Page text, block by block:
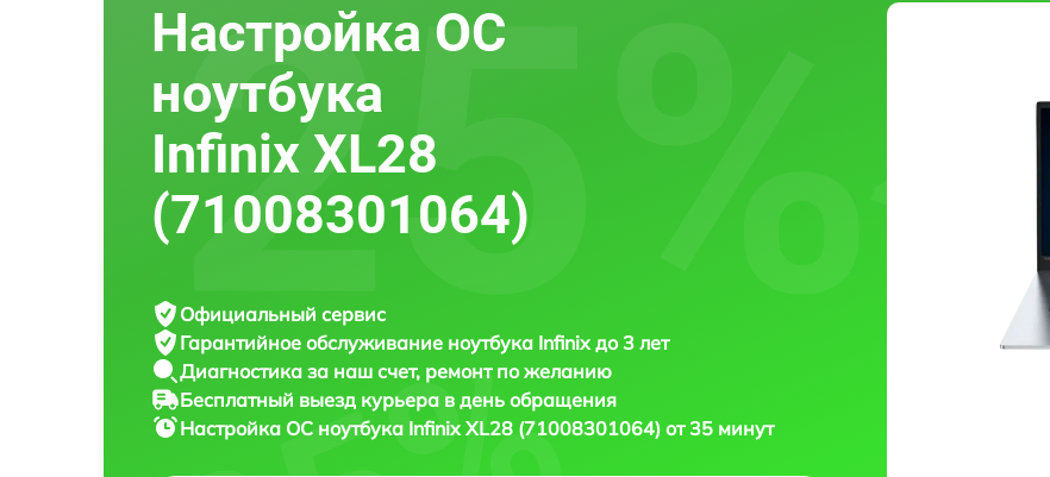
Настройка ОС
ноутбука
Infinix XL28
(71008301064)
Официальный сервис
Гарантийное обслуживание ноутбука Infinix до 3 лет
Диагностика за наш счет, ремонт по желанию
Бесплатный выезд курьера в день обращения
Настройка ОС ноутбука Infinix XL28 (71008301064) от 35 минут